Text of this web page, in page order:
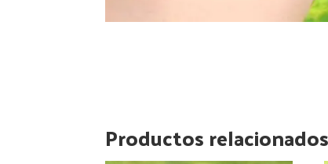
Productos relacionados